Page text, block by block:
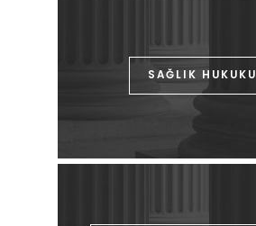
SAĞLIK HUKUKU